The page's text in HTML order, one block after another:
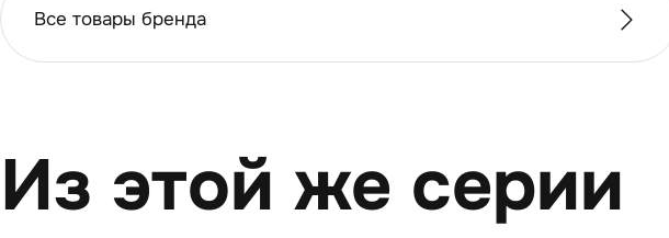
Все товары бренда
Из этой же серии